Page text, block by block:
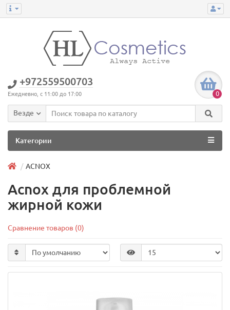
+972559500703
Ежедневно, с 11:00 до 17:00 0
Везде
Категории
ACNOX
Acnox для проблемной
жирной кожи
Сравнение товаров (0)